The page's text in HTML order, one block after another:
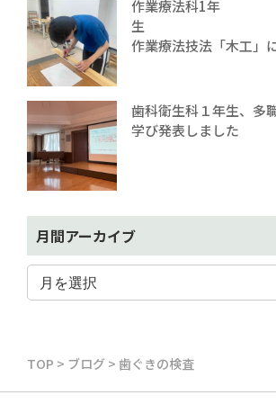
作業療法科1年
作業療法技法「木工」
歯科衛生科１年生、多
学び発表しました
月間アーカイブ
TOP > ブログ > 歯ぐきの検査